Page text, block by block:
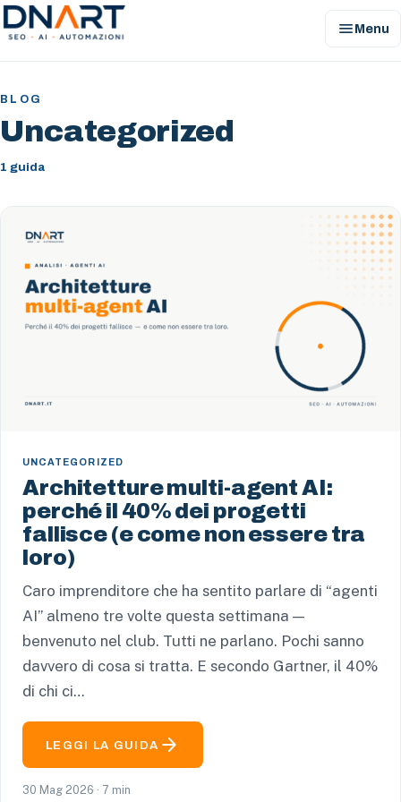
DNArt menuMenu
BLOG
Uncategorized
1 guida
UNCATEGORIZED
Architetture multi-agent AI:
perché il 40% dei progetti
fallisce (e come non essere tra
loro)
Caro imprenditore che ha sentito parlare di “agenti
AI” almeno tre volte questa settimana —
benvenuto nel club. Tutti ne parlano. Pochi sanno
davvero di cosa si tratta. E secondo Gartner, il 40%
di chi ci…
LEGGI LA GUIDA arrow_forward
30 Mag 2026 · 7 min